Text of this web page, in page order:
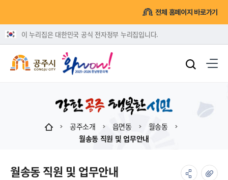
전체 홈페이지 바로가기
이 누리집은 대한민국 공식 전자정부 누리집입니다.
공주소개 읍면동
월송동
월송동 직원 및 업무안내
월송동 직원 및 업무안내